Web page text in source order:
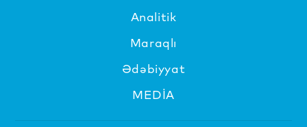
Analitik
Maraqlı
Ədəbiyyat
MEDİA